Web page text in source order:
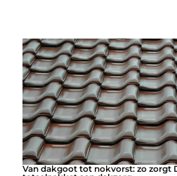
Van dakgoot tot nokvorst: zo zorgt